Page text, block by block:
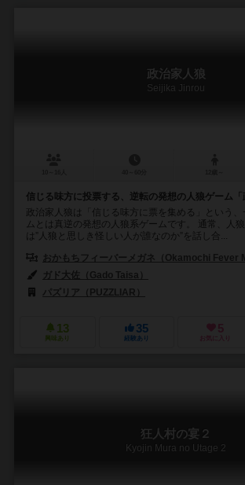
政治家人狼
Seijika Jinrou
信じる味方に投票する、逆転の発想の人狼ゲーム「
政治家人狼は「信じる味方に票を集める」という
ムとは真逆の発想の人狼系ゲームです。 通常、人
は”人狼と思しき怪しい人が誰なのか”を話し合...
おかもちフィーバーメガネ（Okamochi Fever
ガド大佐（Gado Taisa）
パズリア（PUZZLIAR）
13
興味あり
35
経験あり
5
お気に入り
狂人村の宴２
Kyojin Mura no Utage 2